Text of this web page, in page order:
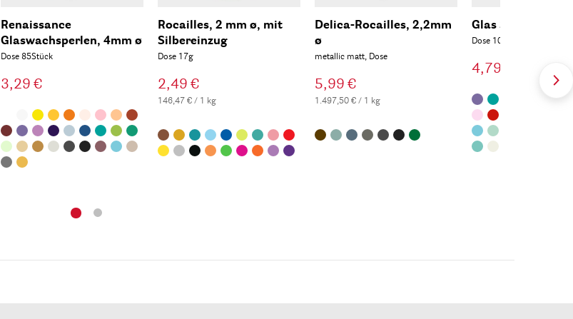
Renaissance
Glaswachsperlen, 4mm ø
Dose 85Stück
3,29 €
Rocailles, 2 mm ø, mit
Silbereinzug
Dose 17g
2,49 €
146,47 € / 1 kg
Delica-Rocailles, 2,2mm
ø
metallic matt, Dose
5,99 €
1.497,50 € / 1 kg
Glas Schliffperle,
Dose 100Stück
4,79 €